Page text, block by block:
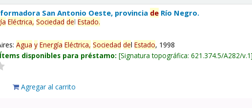
San Antonio Oeste, provincia de Río Negro.
Eléctrica, Sociedad delEstado.
Agua y Energía Eléctrica, Sociedad delEstado, 1998
Ítems disponibles para préstamo: Signatura topográfica:621.374.5/A282/v.1
Agregar al carrito